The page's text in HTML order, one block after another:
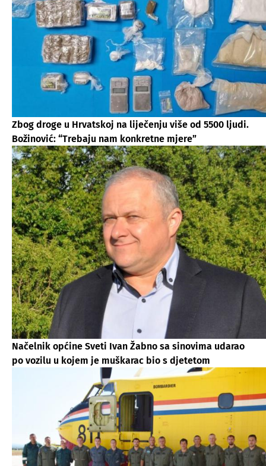
Zbog droge u Hrvatskoj na liječenju više od 5500 ljudi.
Božinović: “Trebaju nam konkretne mjere”
Načelnik općine Sveti Ivan Žabno sa sinovima udarao
po vozilu u kojem je muškarac bio s djetetom